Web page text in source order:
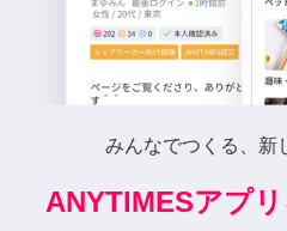
みんなでつくる、新
ANYTIMESアプ